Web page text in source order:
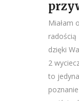
Miałam
dzięki
2
to